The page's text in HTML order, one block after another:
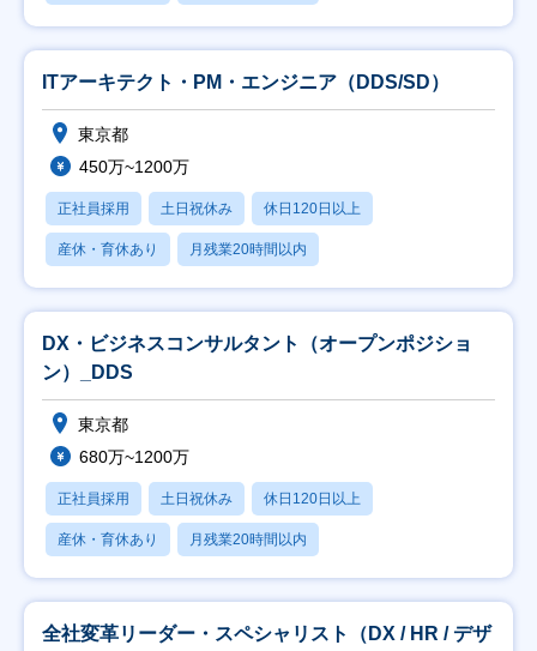
ITアーキテクト・PM・エンジニア（DDS/SD）
東京都
450万~1200万
正社員採用 土日祝休み 休日120日以上
産休・育休あり 月残業20時間以内
DX・ビジネスコンサルタント（オープンポジショ
ン）_DDS
東京都
680万~1200万
正社員採用 土日祝休み 休日120日以上
産休・育休あり 月残業20時間以内
全社変革リーダー・スペシャリスト（DX / HR / デザ